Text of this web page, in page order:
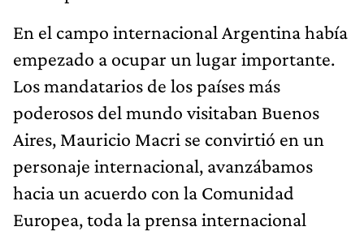
En el campo internacional Argentina había
empezado a ocupar un lugar importante.
Los mandatarios de los países más
poderosos del mundo visitaban Buenos
Aires, Mauricio Macri se convirtió en un
personaje internacional, avanzábamos
hacia un acuerdo con la Comunidad
Europea, toda la prensa internacional